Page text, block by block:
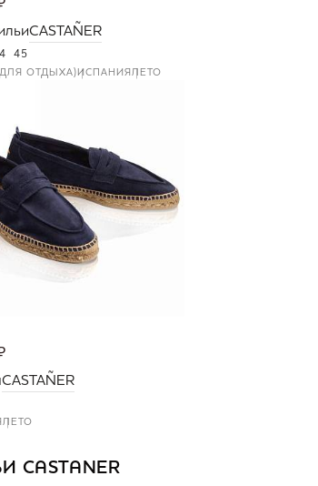
CASTAÑER
45
(ДЛЯ ОТДЫХА)ИСПАНИЯЛЕТО
CASTAÑER
ЛЕТО
CASTANER